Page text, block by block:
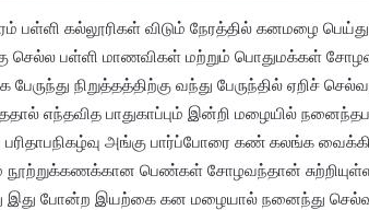
பள்ளி கல்லூரிகள் விடும் நேரத்தில் கனமழை
செல்ல பள்ளி மாணவிகள் மற்றும் பொதுமக்கள்
நிறுத்தத்திற்கு வந்து பேருந்தில் ஏறிச்
எந்தவித பாதுகாப்பும் இன்றி மழையில்
பரிதாபநிகழ்வு அங்கு பார்ப்போரை கண் கலங்க
நூற்றுக்கணக்கான பெண்கள் சோழவந்தான் சுற்றியுள்ள
இது போன்ற இயற்கை கன மழையால் நனைந்து